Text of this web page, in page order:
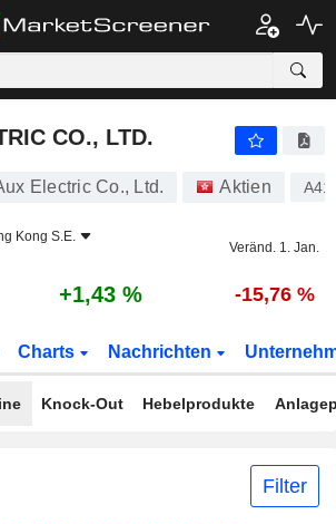
LTD.
CO., LTD.
Electric Co., Ltd. Aktien
Kong S.E.
Veränd. 1. Jan.
+1,43 % -15,76 %
Charts Nachrichten
Knock-Out Hebelprodukte
Filter